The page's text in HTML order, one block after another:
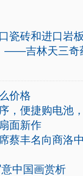
瓷砖和进口岩
——吉林天三奇
价格
，便捷购电池
面新作
蔡丰名向商洛
中国画赏析